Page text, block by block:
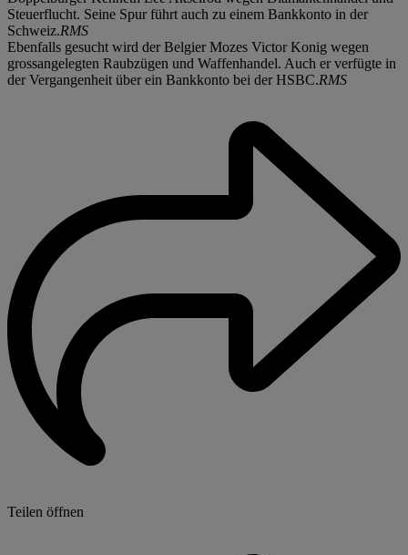
Steuerflucht. Seine Spur führt auch zu einem Bankkonto in der
Schweiz.RMS
Ebenfalls gesucht wird der Belgier Mozes Victor Konig wegen
grossangelegten Raubzügen und Waffenhandel. Auch er verfügte in
der Vergangenheit über ein Bankkonto bei der HSBC.RMS
Teilen öffnen